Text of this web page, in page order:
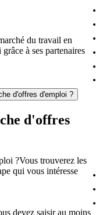
du travail en
à ses partenaires
d'offres d'emploi ?
d'offres
?Vous trouverez les
qui vous intéresse
devez saisir au moins